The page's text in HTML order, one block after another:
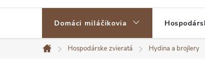
Domáci miláčikovia
Domov
Hospodárske zvieratá Hydina a brojlery